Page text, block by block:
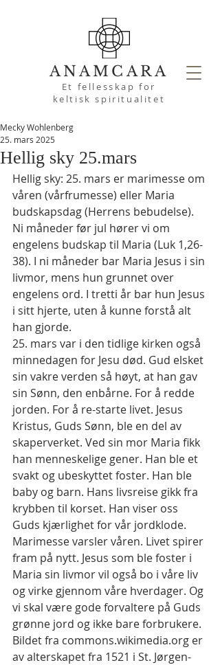
ANAMCARA
Et fellesskap for
keltisk spiritualitet
Hellig sky 25.mars
Mecky Wohlenberg
25. mars 2025
Hellig sky: 25. mars er marimesse om
våren (vårfrumesse) eller Maria
budskapsdag (Herrens bebudelse).
Ni måneder før jul hører vi om
engelens budskap til Maria (Luk 1,26-
38). I ni måneder bar Maria Jesus i sin
livmor, mens hun grunnet over
engelens ord. I tretti år bar hun Jesus
i sitt hjerte, uten å kunne forstå alt
han gjorde.
25. mars var i den tidlige kirken også
minnedagen for Jesu død. Gud elsket
sin vakre verden så høyt, at han gav
sin Sønn, den enbårne. For å redde
jorden. For å re-starte livet. Jesus
Kristus, Guds Sønn, ble en del av
skaperverket. Ved sin mor Maria fikk
han menneskelige gener. Han ble et
svakt og ubeskyttet foster. Han ble
baby og barn. Hans livsreise gikk fra
krybben til korset. Han viser oss
Guds kjærlighet for vår jordklode.
Marimesse varsler våren. Livet spirer
fram på nytt. Jesus som ble foster i
Maria sin livmor vil også bo i våre liv
og virke gjennom våre hverdager. Og
vi skal være gode forvaltere på Guds
grønne jord og ikke bare forbrukere.
Bildet fra commons.wikimedia.org er
av alterskapet fra 1521 i St. Jørgen-